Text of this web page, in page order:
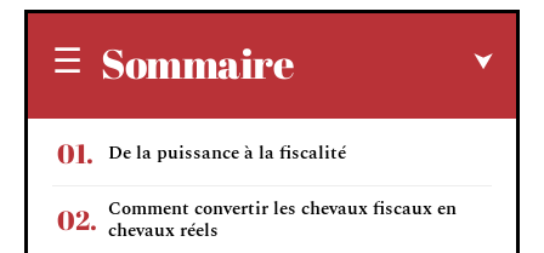
Sommaire
De la puissance à la fiscalité
Comment convertir les chevaux fiscaux en
chevaux réels